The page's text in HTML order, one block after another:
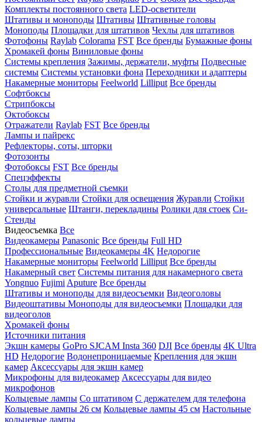
Комплекты постоянного света LED-осветители
Штативы и моноподы Штативы Штативные головы
Моноподы Площадки для штативов Чехлы для штативов
Фотофоны Raylab Colorama FST Все бренды Бумажные фоны
Хромакей фоны Виниловые фоны
Системы крепления Зажимы, держатели, муфты Подвесные
системы Системы установки фона Переходники и адаптеры
Накамерные мониторы Feelworld Lilliput Все бренды
Софтбоксы
Стрипбоксы
Октобоксы
Отражатели Raylab FST Все бренды
Лампы и пайрекс
Рефлекторы, соты, шторки
Фотозонты
Фотобоксы FST Все бренды
Спецэффекты
Столы для предметной съемки
Стойки и журавли Стойки для освещения Журавли Стойки
универсальные Штанги, перекладины Ролики для стоек Си-
Стенды
Видеосъемка Все
Видеокамеры Panasonic Все бренды Full HD
Профессиональные Видеокамеры 4K Недорогие
Накамерные мониторы Feelworld Lilliput Все бренды
Накамерный свет Системы питания для накамерного света
Yongnuo Fujimi Aputure Все бренды
Штативы и моноподы для видеосъемки Видеоголовы
Видеоштативы Моноподы для видеосъемки Площадки для
видеоголов
Хромакей фоны
Источники питания
Экшн камеры GoPro SJCAM Insta 360 DJI Все бренды 4K Ultra
HD Недорогие Водонепроницаемые Крепления для экшн
камер Аксессуары для экшн камер
Микрофоны для видеокамер Аксессуары для видео
микрофонов
Кольцевые лампы Со штативом C держателем для телефона
Кольцевые лампы 26 см Кольцевые лампы 45 см Настольные
кольцевые лампы